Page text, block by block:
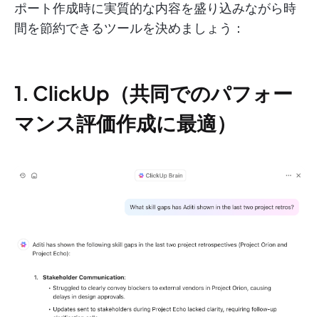
ポート作成時に実質的な内容を盛り込みながら時
間を節約できるツールを決めましょう：
1. ClickUp（共同でのパフォー
マンス評価作成に最適）